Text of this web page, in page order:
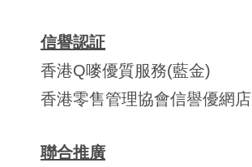
信譽認証
香港Q嘜優質服務(藍金)
香港零售管理協會信譽優網店
聯合推廣